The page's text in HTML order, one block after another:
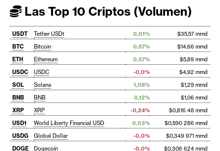
Las Top 10 Criptos (Volumen)
USDT Tether USDt 0,01%
$35,57 mmd
BTC
Bitcoin 0,57%
$14,66 mmd
ETH
Ethereum 0,57%
$5,89 mmd
USDC
USDC -0,0%
$4,92 mmd
SOL
Solana 1,08%
$1,29 mmd
BNB
BNB 0,12%
$1,06 mmd
XRP
XRP -0,24%
$0,816 48 mmd
USD1
World Liberty Financial USD 0,03%
$0,590 286 mmd
USDG
Global Dollar -0,0%
$0,349 971 mmd
DOGE
Dogecoin -0,0% $0,306 624 mmd